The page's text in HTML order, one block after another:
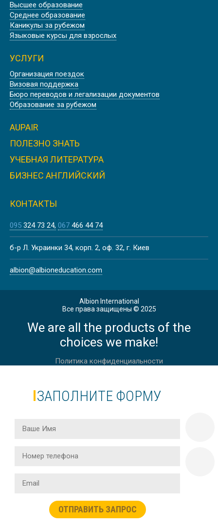
Высшее образование
Среднее образование
Каникулы за рубежом
Языковые курсы для взрослых
УСЛУГИ
Организация поездок
Визовая поддержка
Бюро переводов и легализации документов
Образование за рубежом
AUPAIR
ПОЛЕЗНО ЗНАТЬ
УЧЕБНАЯ ЛИТЕРАТУРА
БИЗНЕС АНГЛИЙСКИЙ
КОНТАКТЫ
095 324 73 24 067 466 44 74
б-р Л. Украинки 34, корп. 2, оф. 32, г. Киев
albion@albioneducation.com
Albion International
Все права защищены © 2025
We are all the products of the
choices we make!
Политика конфиденциальности
ЗАПОЛНИТЕ ФОРМУ